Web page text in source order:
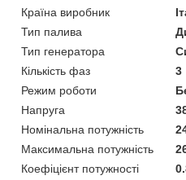
Країна виробник
Тип палива
Тип генератора
Кількість фаз
3
Режим роботи
Напруга
Номінальна потужність
Максимальна потужність
Коефіцієнт потужності